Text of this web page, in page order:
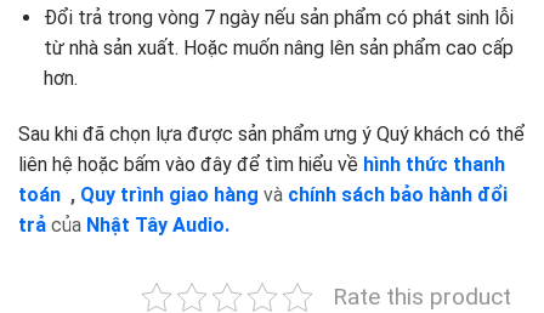
Đổi trả trong vòng 7 ngày nếu sản phẩm có phát sinh lỗi
từ nhà sản xuất. Hoặc muốn nâng lên sản phẩm cao cấp
hơn.
Sau khi đã chọn lựa được sản phẩm ưng ý Quý khách có thể
liên hệ hoặc bấm vào đây để tìm hiểu về hình thức thanh
toán , Quy trình giao hàng và chính sách bảo hành đổi
trả của Nhật Tây Audio.
Rate this product